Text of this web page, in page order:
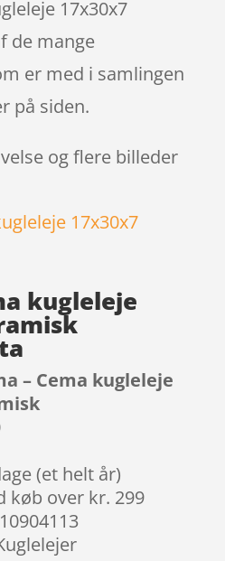
17x30x7
de mange
er med i samlingen
på siden.
og flere billeder
kugleleje
– Cema kugleleje
(et helt år)
køb over kr. 299